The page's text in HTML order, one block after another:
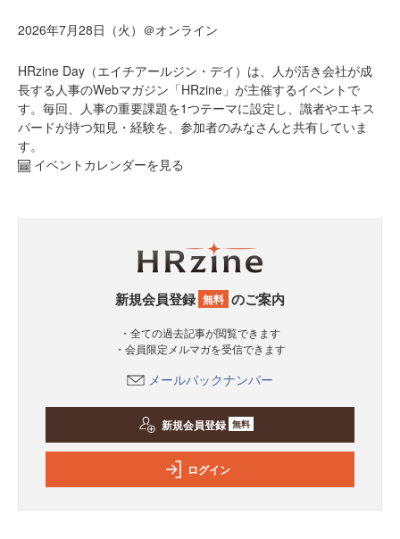
2026年7月28日（火）＠オンライン
HRzine Day（エイチアールジン・デイ）は、人が活き会社が成
長する人事のWebマガジン「HRzine」が主催するイベントで
す。毎回、人事の重要課題を1つテーマに設定し、識者やエキス
パードが持つ知見・経験を、参加者のみなさんと共有していま
す。
イベントカレンダーを見る
新規会員登録 無料 のご案内
・全ての過去記事が閲覧できます
・会員限定メルマガを受信できます
メールバックナンバー
新規会員登録 無料
ログイン